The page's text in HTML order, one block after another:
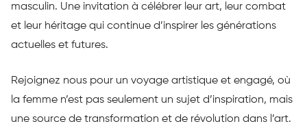
masculin. Une invitation à célébrer leur art, leur combat
et leur héritage qui continue d’inspirer les générations
actuelles et futures.
Rejoignez nous pour un voyage artistique et engagé, où
la femme n’est pas seulement un sujet d’inspiration, mais
une source de transformation et de révolution dans l’art.